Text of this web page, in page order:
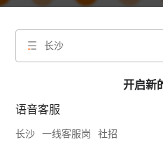
长沙
开启新
语音客服
长沙 一线客服岗 社招